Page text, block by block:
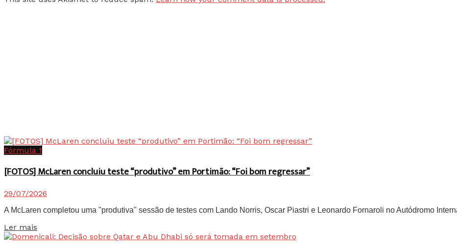
Fórmula 1
[FOTOS] McLaren concluiu teste “produtivo” em Portimão: “Foi bom regressar”
29/07/2026
A McLaren completou uma "produtiva" sessão de testes com Lando Norris, Oscar Piastri e Leonardo Fornaroli no Autódromo
Ler mais